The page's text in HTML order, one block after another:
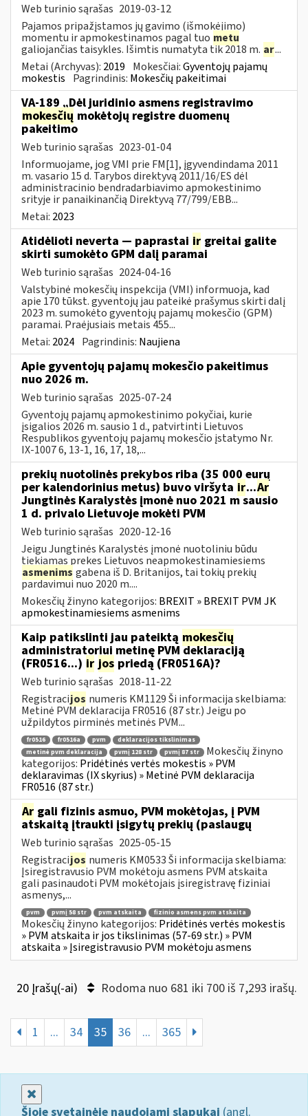
Web turinio sąrašas 2019-03-12
Pajamos pripažįstamos jų gavimo (išmokėjimo)
momentu ir apmokestinamos pagal tuo metu
galiojančias taisykles. Išimtis numatyta tik 2018 m. ar...
Metai (Archyvas): 2019 Mokesčiai:Gyventojų pajamų
mokestis Pagrindinis: Mokesčių pakeitimai
VA-189 „Dėl juridinio asmens registravimo
mokesčių mokėtojų registre duomenų
pakeitimo
Web turinio sąrašas 2023-01-04
Informuojame, jog VMI prie FM[1], įgyvendindama 2011
m. vasario 15 d. Tarybos direktyvą 2011/16/ES dėl
administracinio bendradarbiavimo apmokestinimo
srityje ir panaikinančią Direktyvą 77/799/EBB...
Metai: 2023
Atidėlioti neverta — paprastai ir greitai galite
skirti sumokėto GPM dalį paramai
Web turinio sąrašas 2024-04-16
Valstybinė mokesčių inspekcija (VMI) informuoja, kad
apie 170 tūkst. gyventojų jau pateikė prašymus skirti dalį
2023 m. sumokėto gyventojų pajamų mokesčio (GPM)
paramai. Praėjusiais metais 455...
Metai: 2024 Pagrindinis: Naujiena
Apie gyventojų pajamų mokesčio pakeitimus
nuo 2026 m.
Web turinio sąrašas 2025-07-24
Gyventojų pajamų apmokestinimo pokyčiai, kurie
įsigalios 2026 m. sausio 1 d., patvirtinti Lietuvos
Respublikos gyventojų pajamų mokesčio įstatymo Nr.
IX-1007 6, 13-1, 16, 17, 18,...
prekių nuotolinės prekybos riba (35 000 eurų
per kalendorinius metus) buvo viršyta ir...Ar
Jungtinės Karalystės įmonė nuo 2021 m sausio
1 d. privalo Lietuvoje mokėti PVM
Web turinio sąrašas 2020-12-16
Jeigu Jungtinės Karalystės įmonė nuotoliniu būdu
tiekiamas prekes Lietuvos neapmokestinamiesiems
asmenims gabena iš D. Britanijos, tai tokių prekių
pardavimui nuo 2020 m....
Mokesčių žinyno kategorijos: BREXIT » BREXIT PVM JK
apmokestinamiesiems asmenims
Kaip patikslinti jau pateiktą mokesčių
administratoriui metinę PVM deklaraciją
(FR0516...) ir jos priedą (FR0516A)?
Web turinio sąrašas 2018-11-22
Registracijos numeris KM1129 Ši informacija skelbiama:
Metinė PVM deklaracija FR0516 (87 str.) Jeigu po
užpildytos pirminės metinės PVM...
fr0516 fr0516a pvm
deklaracijos tikslinimas
metinė pvm deklaracija
pvmį 128 str pvmį 87 str
Mokesčių žinyno
kategorijos: Pridėtinės vertės mokestis » PVM
deklaravimas (IX skyrius) » Metinė PVM deklaracija
FR0516 (87 str.)
Ar gali fizinis asmuo, PVM mokėtojas, į PVM
atskaitą įtraukti įsigytų prekių (paslaugų
Web turinio sąrašas 2025-05-15
Registracijos numeris KM0533 Ši informacija skelbiama:
Įsiregistravusio PVM mokėtoju asmens PVM atskaita
gali pasinaudoti PVM mokėtojais įsiregistravę fiziniai
asmenys,...
pvm pvmį 58 str pvm atskaita fizinio asmens pvm atskaita
Mokesčių žinyno kategorijos: Pridėtinės vertės mokestis
» PVM atskaita ir jos tikslinimas (57-69 str.) » PVM
atskaita » Įsiregistravusio PVM mokėtoju asmens
20 Įrašų(-ai) Rodoma nuo 681 iki 700 iš 7,293 irašų.
1 ... 34 35 36 ... 365
Šioje svetainėje naudojami slapukai (angl.